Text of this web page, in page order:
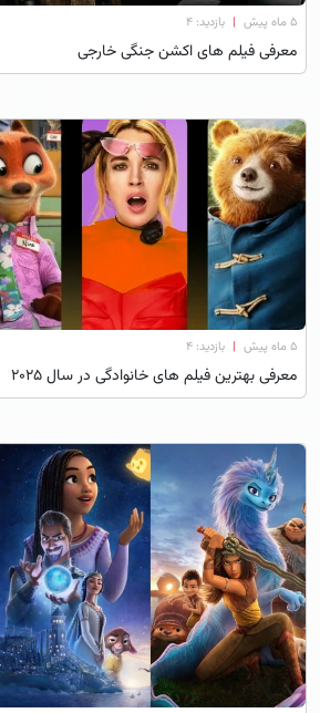
۵ ماه پیش | بازدید: 4
معرفی فیلم های اکشن جنگی خارجی
۵ ماه پیش | بازدید: 4
معرفی بهترین فیلم های خانوادگی در سال ۲۰۲۵